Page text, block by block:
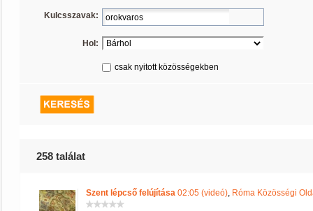
Kulcsszavak:
Hol:
csak nyitott közösségekben
258 találat
Szent lépcső felújítása 02:05 (videó), Róma Közösségi